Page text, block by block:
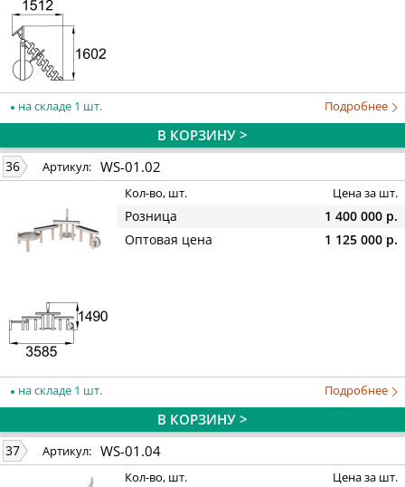
на складе 1 шт. Подробнее
В КОРЗИНУ >
36 Артикул: WS-01.02
Кол-во, шт. Цена за шт.
Розница
1 400 000 р.
Оптовая цена
1 125 000 р.
на складе 1 шт. Подробнее
В КОРЗИНУ >
37 Артикул: WS-01.04
Кол-во, шт. Цена за шт.